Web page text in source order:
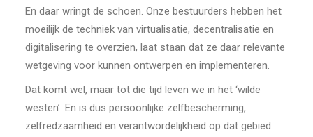
En daar wringt de schoen. Onze bestuurders hebben het
moeilijk de techniek van virtualisatie, decentralisatie en
digitalisering te overzien, laat staan dat ze daar relevante
wetgeving voor kunnen ontwerpen en implementeren.
Dat komt wel, maar tot die tijd leven we in het ‘wilde
westen’. En is dus persoonlijke zelfbescherming,
zelfredzaamheid en verantwordelijkheid op dat gebied